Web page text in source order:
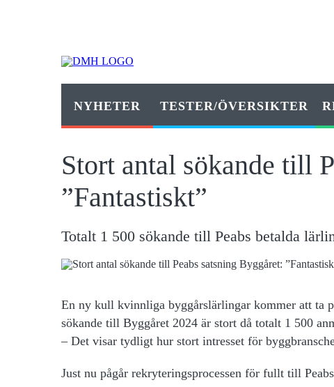
NYHETER TESTER/ÖVERSIKTER
Stort antal sökande till
”Fantastiskt”
Totalt 1 500 sökande till Peabs betalda
En ny kull kvinnliga byggårslärlingar kommer att ta
sökande till Byggåret 2024 är stort då totalt 1 500
– Det visar tydligt hur stort intresset för
Just nu pågår rekryteringsprocessen för fullt till